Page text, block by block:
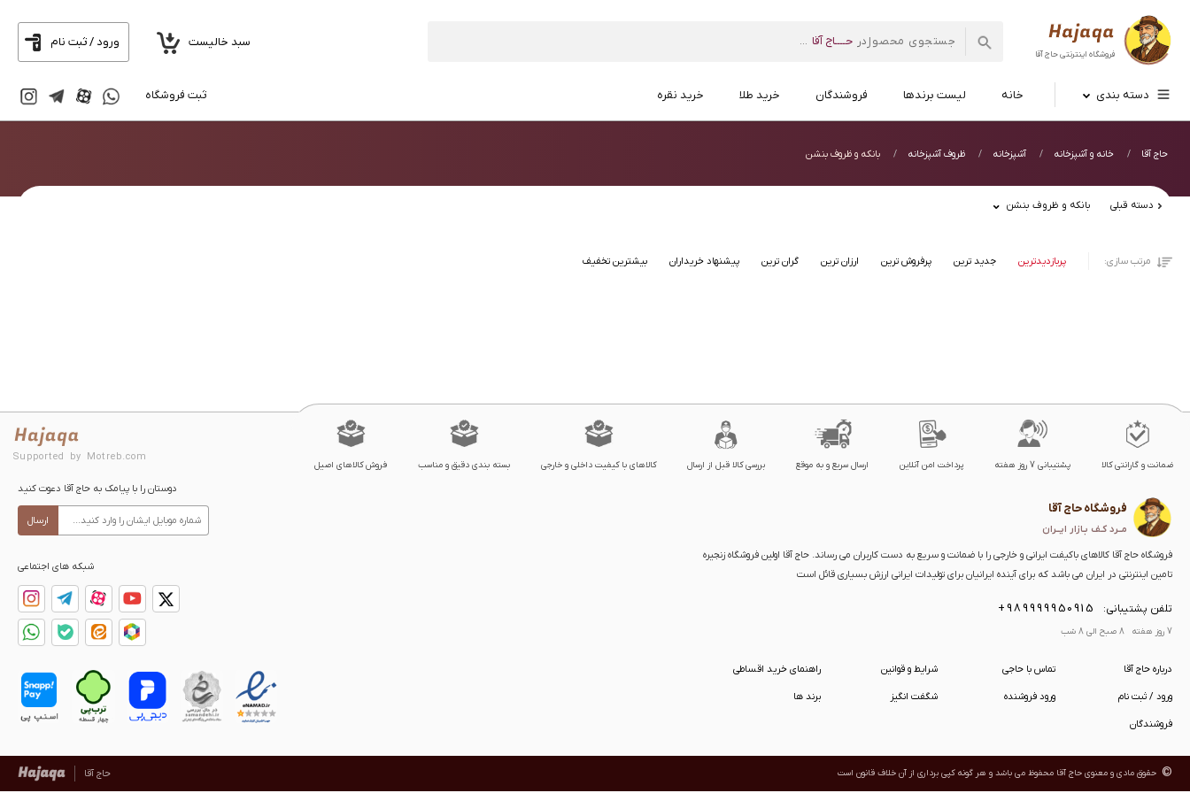
ورود / ثبت نام سبد خالیست
فروشگاه اینترنتیحاج آقا
درحــــاج آقا ...
دسته بندی خانه لیست برندها فروشندگان خرید طلا خرید نقره ثبت فروشگاه
حاج آقا خانه و آشپزخانه آشپزخانه ظروف آشپزخانه بانکه و ظروف بنشن
دسته قبلی بانکه و ظروف بنشن
مرتب سازی: پربازدیدترین جدید ترین پرفروش ترین ارزان ترین گران ترین پیشنهاد خریداران بیشترین تخفیف
ضمانت و گارانتی کالا پشتیبانی 7 روز هفته پرداخت امن آنلاین ارسال سریع و به موقع بررسی کالا قبل از ارسال کالاهای با کیفیت داخلی و خارجی بسته بندی دقیق و مناسب فروش کالاهای اصیل
Supported by Motreb.com
فروشگاه حاج آقا
مــرد کـف بـازار ایــران
فروشگاه حاج آقا کالاهای باکیفت ایرانی و خارجی را با ضمانت و سریع به دست کاربران می رساند. حاج آقا اولین فروشگاه زنجیره
تامین اینترنتی در ایران می باشد که برای آینده ایرانیان برای تولیدات ایرانی ارزش بسیاری قائل است
تلفن پشتیبانی: +989999950915
7 روز هفته 8 صبح الی 8 شب
درباره حاج آقا تماس با حاجی شرایط و قوانین راهنمای خرید اقساطی
ورود / ثبت نام ورود فروشنده شگفت انگیز برند ها
فروشندگان
دوستان را با پیامک به حاج آقا دعوت کنید
ارسال
شبکه های اجتماعی
© حقوق مادی و معنوی حاج آقا محفوظ می باشد و هر گونه کپی برداری از آن خلاف قانون است حاج آقا